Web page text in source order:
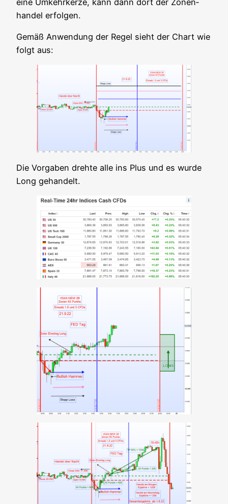
han­del erfolgen.
Gemäß Anwen­dung der Regel sieht der Chart wie
folgt aus:
Die Vor­ga­ben dreh­te alle ins Plus und es wur­de
Long gehandelt.